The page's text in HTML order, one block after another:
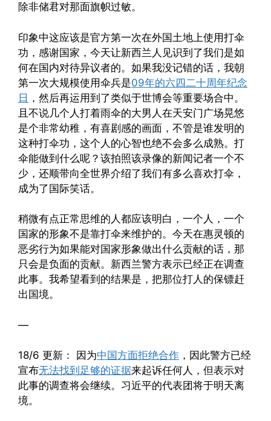
除非储君对那面旗帜过敏。
印象中这应该是官方第一次在外国土地上使用打伞
功，感谢国家，今天让新西兰人见识到了我们是如
何在国内对待异议者的。如果我没记错的话，我朝
第一次大规模使用伞兵是09年的六四二十周年纪念
日 ，然后再运用到了类似于世博会等重要场合中。
且不说几个人打着雨伞的大男人在天安门广场晃悠
是个非常幼稚，有喜剧感的画面，不管是谁发明的
这种打伞功，这个人的心智也绝不会多么成熟。打
伞能做到什么呢？该拍照该录像的新闻记者一个不
少，还顺带向全世界介绍了我们有多么喜欢打伞，
成为了国际笑话。
稍微有点正常思维的人都应该明白，一个人，一个
国家的形象不是靠打伞来维护的。今天在惠灵顿的
恶劣行为如果能对国家形象做出什么贡献的话，那
只会是负面的贡献。新西兰警方表示已经正在调查
此事。我希望看到的结果是，把那位打人的保镖赶
出国境。
—
18/6 更新： 因为中国方面拒绝合作 ，因此警方已经
宣布无法找到足够的证据来起诉任何人，但表示对
此事的调查将会继续。习近平的代表团将于明天离
境。